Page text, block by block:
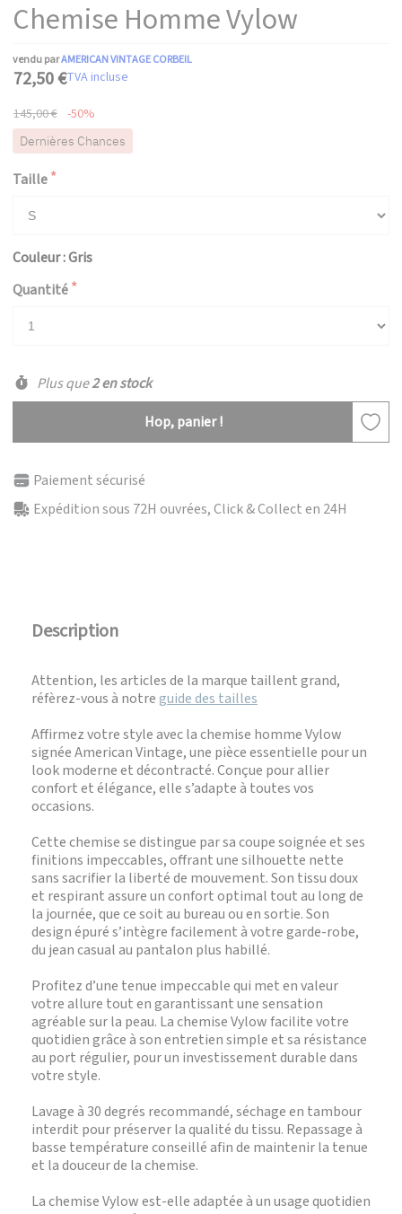
Chemise Homme Vylow
vendu parAMERICAN VINTAGE CORBEIL
72,50 €TVA incluse
145,00 € -50%
Dernières Chances
Taille
Couleur : Gris
Quantité
Plus que2 en stock
Hop, panier !
Paiement sécurisé
Expédition sous 72H ouvrées, Click & Collect en 24H
Description
Attention, les articles de la marque taillent grand,
réfèrez-vous à notreguide des tailles
Affirmez votre style avec la chemise homme Vylow
signée American Vintage, une pièce essentielle pour un
look moderne et décontracté. Conçue pour allier
confort et élégance, elle s’adapte à toutes vos
occasions.
Cette chemise se distingue par sa coupe soignée et ses
finitions impeccables, offrant une silhouette nette
sans sacrifier la liberté de mouvement. Son tissu doux
et respirant assure un confort optimal tout au long de
la journée, que ce soit au bureau ou en sortie. Son
design épuré s’intègre facilement à votre garde-robe,
du jean casual au pantalon plus habillé.
Profitez d’une tenue impeccable qui met en valeur
votre allure tout en garantissant une sensation
agréable sur la peau. La chemise Vylow facilite votre
quotidien grâce à son entretien simple et sa résistance
au port régulier, pour un investissement durable dans
votre style.
Lavage à 30 degrés recommandé, séchage en tambour
interdit pour préserver la qualité du tissu. Repassage à
basse température conseillé afin de maintenir la tenue
et la douceur de la chemise.
La chemise Vylow est-elle adaptée à un usage quotidien